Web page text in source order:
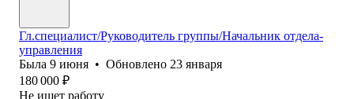
Гл.специалист/Руководитель группы/Начальник отдела-
управления
Была 9 июня • Обновлено 23 января
180 000 ₽
Не ищет работу